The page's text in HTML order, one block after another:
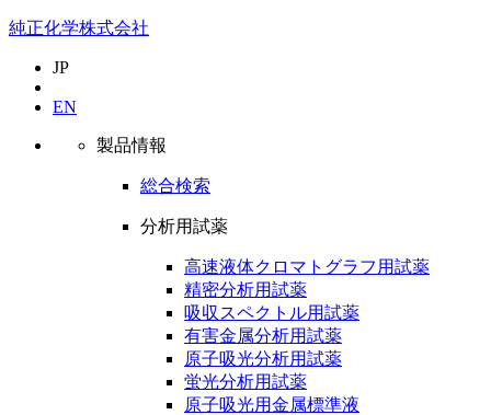
純正化学株式会社
JP
EN
製品情報
総合検索
分析用試薬
高速液体クロマトグラフ用試薬
精密分析用試薬
吸収スペクトル用試薬
有害金属分析用試薬
原子吸光分析用試薬
蛍光分析用試薬
原子吸光用金属標準液